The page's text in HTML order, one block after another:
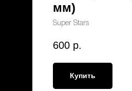
мм)
Super Stars
600 р.
Купить